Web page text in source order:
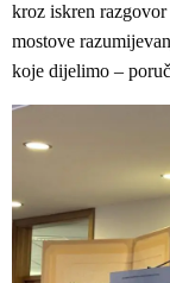
kroz iskren razgovor
mostove
koje dijelimo –